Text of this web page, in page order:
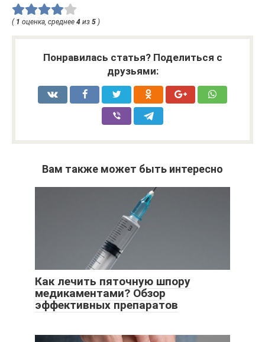
( 1 оценка, среднее 4 из 5 )
Понравилась статья? Поделиться с
друзьями:
Вам также может быть интересно
Как лечить пяточную шпору
медикаментами? Обзор
эффективных препаратов